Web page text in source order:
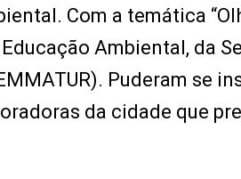
Com a temática
Ambiental, da
Puderam se
da cidade que